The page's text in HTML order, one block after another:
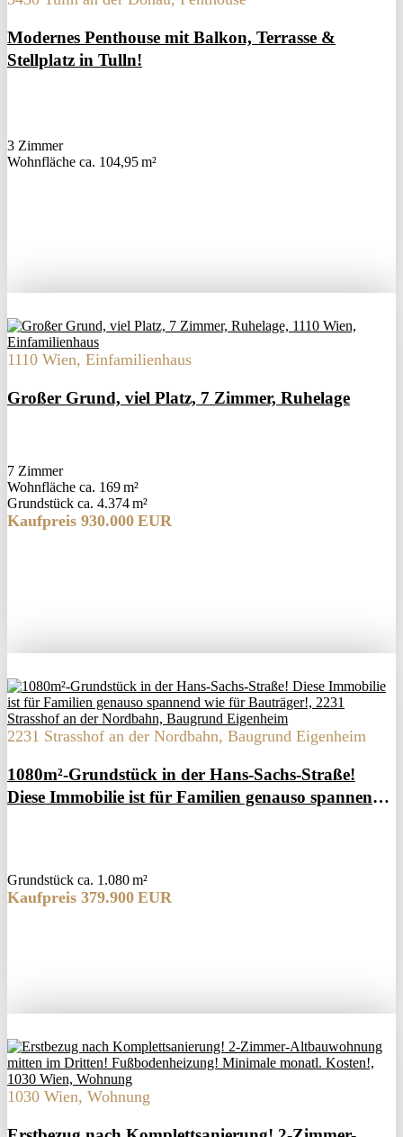
Modernes Penthouse mit Balkon, Terrasse &
Stellplatz in Tulln!
3 Zimmer
Wohnfläche ca. 104,95 m²
1110 Wien, Einfamilienhaus
Großer Grund, viel Platz, 7 Zimmer, Ruhelage
7 Zimmer
Wohnfläche ca. 169 m²
Grund­stück ca. 4.374 m²
Kaufpreis 930.000 EUR
2231 Strasshof an der Nordbahn, Baugrund Eigenheim
1080m²-Grundstück in der Hans-Sachs-Straße!
Diese Immobilie ist für Familien genauso spannend
Grund­stück ca. 1.080 m²
Kaufpreis 379.900 EUR
1030 Wien, Wohnung